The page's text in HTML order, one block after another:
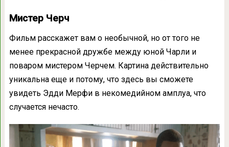
Мистер Черч
Фильм расскажет вам о необычной, но от того не
менее прекрасной дружбе между юной Чарли и
поваром мистером Черчем. Картина действительно
уникальна еще и потому, что здесь вы сможете
увидеть Эдди Мерфи в некомедийном амплуа, что
случается нечасто.